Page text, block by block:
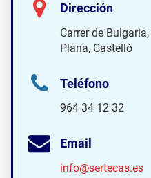
Dirección
Carrer de
Plana, Castelló
Teléfono
964 34 12 32
Email
info@sertecas.es